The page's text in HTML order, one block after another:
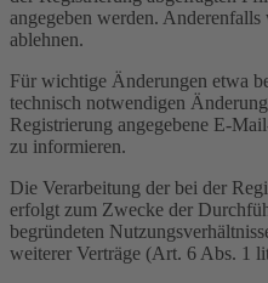
angegeben werden.
ablehnen.
Für wichtige Änderungen etwa
technisch notwendigen
Registrierung angegebene E-
zu informieren.
Die Verarbeitung der bei der
erfolgt zum Zwecke der
begründeten
weiterer Verträge (Art. 6 Abs. 1